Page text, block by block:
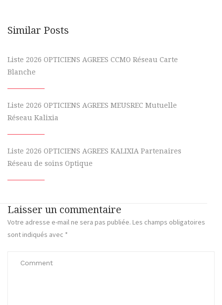
Similar Posts
Liste 2026 OPTICIENS AGREES CCMO Réseau Carte
Blanche
Liste 2026 OPTICIENS AGREES MEUSREC Mutuelle
Réseau Kalixia
Liste 2026 OPTICIENS AGREES KALIXIA Partenaires
Réseau de soins Optique
Laisser un commentaire
Votre adresse e-mail ne sera pas publiée. Les champs obligatoires
sont indiqués avec *